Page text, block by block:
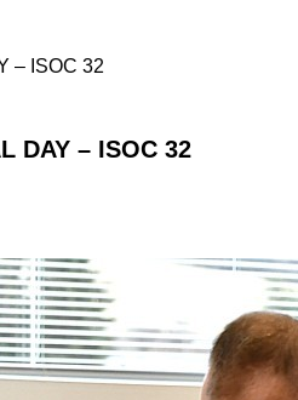
– ISOC 32
DAY – ISOC 32